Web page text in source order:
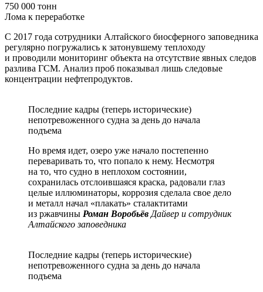
750 000 тонн
Лома к переработке
С 2017 года сотрудники Алтайского биосферного заповедника
регулярно погружались к затонувшему теплоходу
и проводили мониторинг объекта на отсутствие явных следов
разлива ГСМ. Анализ проб показывал лишь следовые
концентрации нефтепродуктов.
Последние кадры (теперь исторические)
непотревоженного судна за день до начала
подъема
Но время идет, озеро уже начало постепенно
переваривать то, что попало к нему. Несмотря
на то, что судно в неплохом состоянии,
сохранилась отслоившаяся краска, радовали глаз
целые иллюминаторы, коррозия сделала свое дело
и металл начал «плакать» сталактитами
из ржавчины Роман Воробьёв Дайвер и сотрудник
Алтайского заповедника
Последние кадры (теперь исторические)
непотревоженного судна за день до начала
подъема